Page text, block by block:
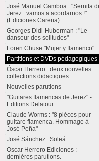
José Manuel Gamboa : "Sernita
Jerez : vamos a acordarnos !"
(Ediciones Carena)
Georges Didi-Huberman : "Le
danseur des solitudes"
Loren Chuse "Mujer y flamenco"
Partitions et DVDs pédagogiques
Óscar Herrero : deux nouvelles
collections didactiques
Nouvelles parutions
"Guitares flamencas de Jerez" -
Editions Delatour
Claude Worms : "8 pièces pour
guitare flamenca. Hommage à
José Peña"
José Sánchez : Soleá
Oscar Herrero Ediciones :
dernières parutions.